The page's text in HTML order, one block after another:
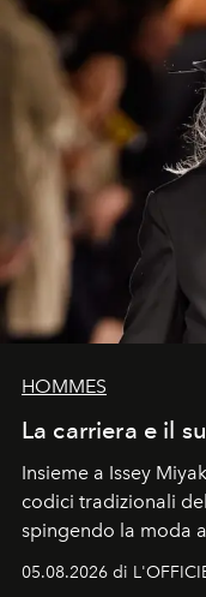
HOMMES
La carriera e il
Insieme a Issey
codici tradizionali
spingendo la moda
formali e a ridefinire
05.08.2026 di